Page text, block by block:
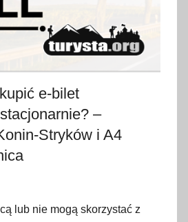
e-bilet
–
Stryków i A4
lub nie mogą skorzystać z